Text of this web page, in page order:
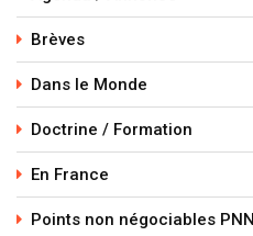
Brèves
Dans le Monde
Doctrine / Formation
En France
Points non négociables PNN